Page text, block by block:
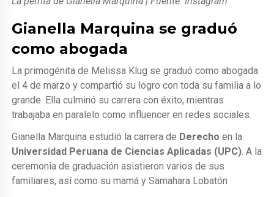
Gianella Marquina se graduó
como abogada
La primogénita de Melissa Klug se graduó como abogada
el 4 de marzo y compartió su logro con toda su familia a lo
grande. Ella culminó su carrera con éxito, mientras
trabajaba en paralelo como influencer en redes sociales.
Gianella Marquina estudió la carrera de Derecho en la
Universidad Peruana de Ciencias Aplicadas (UPC) . A la
ceremonia de graduación asistieron varios de sus
familiares, así como su mamá y Samahara Lobatón